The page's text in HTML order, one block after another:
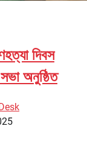
দিবস
অনুষ্ঠিত